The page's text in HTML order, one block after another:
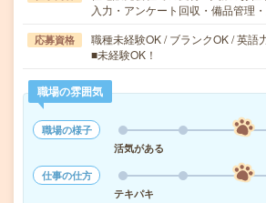
入力・アンケート回収・備品管理
応募資格
職種未経験OK / ブランクOK / 英語
■未経験OK！
職場の雰囲気
職場の様子
活気がある
仕事の仕方
テキパキ